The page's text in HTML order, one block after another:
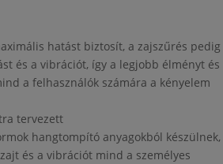
hatást biztosít, a zajszűrés pedig
és a vibrációt, így a legjobb élményt és
a felhasználók számára a kényelem
tervezett
hangtompító anyagokból készülnek,
és a vibrációt mind a személyes